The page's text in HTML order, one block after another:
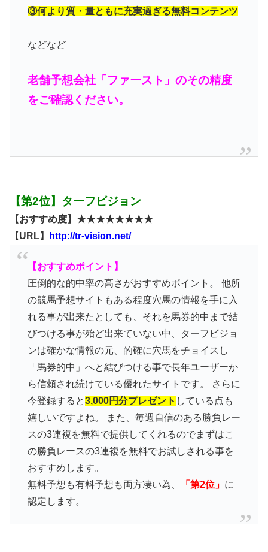
③何より質・量ともに充実過ぎる無料コンテンツ
などなど
老舗予想会社「ファースト」のその精度
をご確認ください。
【第2位】ターフビジョン
【おすすめ度】★★★★★★★★
【URL】
http://tr-vision.net/
【おすすめポイント】
圧倒的な的中率の高さがおすすめポイント。 他所
の競馬予想サイトもある程度穴馬の情報を手に入
れる事が出来たとしても、それを馬券的中まで結
びつける事が殆ど出来ていない中、ターフビジョ
ンは確かな情報の元、的確に穴馬をチョイスし
「馬券的中」へと結びつける事で長年ユーザーか
ら信頼され続けている優れたサイトです。 さらに
今登録すると3,000円分プレゼント している点も
嬉しいですよね。 また、毎週自信のある勝負レー
スの3連複を無料で提供してくれるのでまずはこ
の勝負レースの3連複を無料でお試しされる事を
おすすめします。
無料予想も有料予想も両方凄い為、
「第2位」 に
認定します。